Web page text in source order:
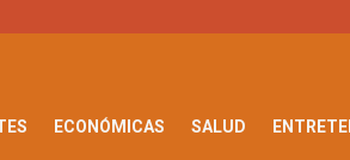
ECONÓMICAS SALUD